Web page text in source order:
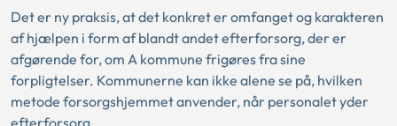
Det er ny praksis, at det konkret er omfanget og karakteren
af hjælpen i form af blandt andet efterforsorg, der er
afgørende for, om A kommune frigøres fra sine
forpligtelser. Kommunerne kan ikke alene se på, hvilken
metode forsorgshjemmet anvender, når personalet yder
efterforsorg.